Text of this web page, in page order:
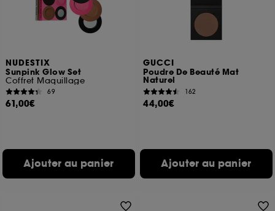
NUDESTIX
Sunpink Glow Set
Coffret Maquillage
69
61,00€
Ajouter au panier
GUCCI
Poudre De Beauté Mat
Naturel
162
44,00€
Ajouter au panier